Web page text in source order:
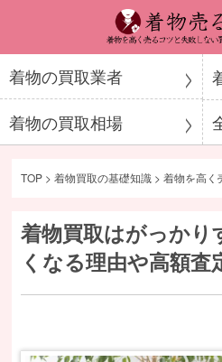
着物の買取業者
着物の買取相場
TOP >着物買取の基礎知識 >着物を高く
着物買取はがっかり
くなる理由や高額査